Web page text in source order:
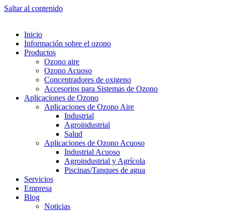
Saltar al contenido
Inicio
Información sobre el ozono
Productos
Ozono aire
Ozono Acuoso
Concentradores de oxigeno
Accesorios para Sistemas de Ozono
Aplicaciones de Ozono
Aplicaciones de Ozono Aire
Industrial
Agroindustrial
Salud
Aplicaciones de Ozono Acuoso
Industrial Acuoso
Agroindustrial y Agrícola
Piscinas/Tanques de agua
Servicios
Empresa
Blog
Noticias